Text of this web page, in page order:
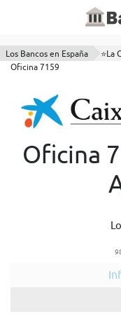
Los Bancos en España ⭐La
Oficina 7159
Oficina